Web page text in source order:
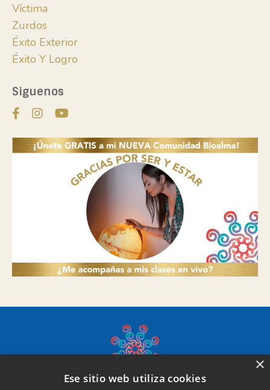
Víctima
Zurdos
Éxito Exterior
Éxito Y Logro
Siguenos
×
Ese sitio web utiliza cookies